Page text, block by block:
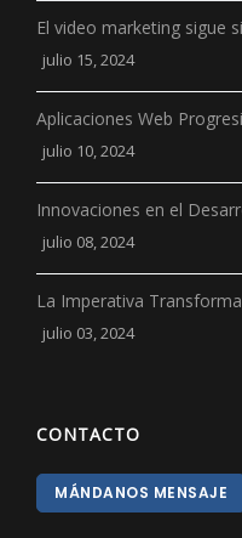
El video marketing sigue
julio 15, 2024
Aplicaciones Web
julio 10, 2024
Innovaciones en el
julio 08, 2024
La Imperativa
julio 03, 2024
CONTACTO
MÁNDANOS MENSAJE